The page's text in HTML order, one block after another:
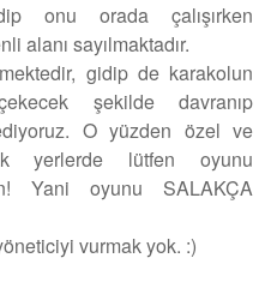
onu orada çalışırken
alanı sayılmaktadır.
gidip de karakolun
şekilde davranıp
O yüzden özel ve
yerlerde lütfen oyunu
Yani oyunu SALAKÇA
vurmak yok. :)